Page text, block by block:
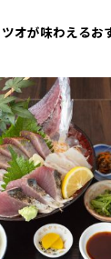
オが味わえるお